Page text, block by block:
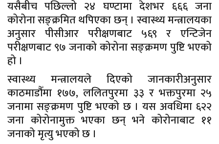
यसैबीच पछिल्लो २४ घण्टामा देशभर ६६६ जना
कोरोना सङ्क्रमित थपिएका छन् । स्वास्थ्य मन्त्रालयका
अनुसार पीसीआर परीक्षणबाट ५६९ र एन्टिजेन
परीक्षणबाट ९७ जनाको कोरोना सङ्क्रमण पुष्टि भएको
हो ।
स्वास्थ्य मन्त्रालयले दिएको जानकारीअनुसार
काठमाडौँमा १७७, ललितपुरमा ३३ र भक्तपुरमा २५
जनामा सङ्क्रमण पुष्टि भएको छ । यस अवधिमा ६२२
जना कोरोनामुक्त भएका छन् भने कोरोनाबाट ११
जनाको मृत्यु भएको छ ।